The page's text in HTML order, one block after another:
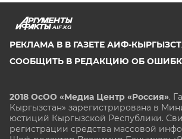
AIF.KG
РЕКЛАМА В В ГАЗЕТЕ АИФ-
СООБЩИТЬ В РЕДАКЦИЮ ОБ
2018 ОсОО «Медиа Центр «Россия».
Кыргызстан» зарегистрирована в
юстиций Кыргызской Республики.
регистрации средства массовой